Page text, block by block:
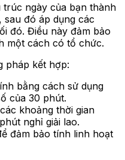
trúc ngày của bạn thành
đó áp dụng các
đó. Điều này đảm bảo
một cách có tổ chức.
pháp kết hợp:
bằng cách sử dụng
của 30 phút.
khoảng thời gian
nghỉ giải lao.
đảm bảo tính linh hoạt